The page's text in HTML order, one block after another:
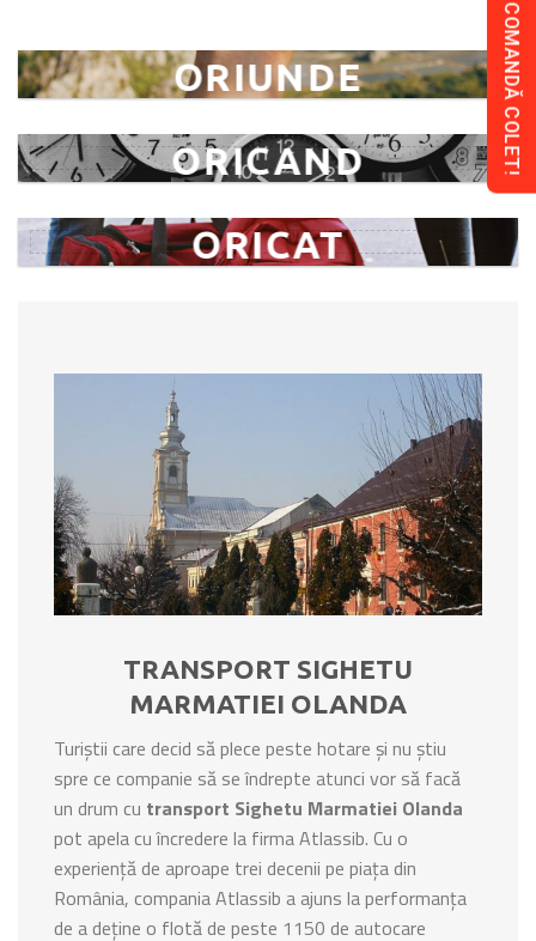
ORIUNDE
ORICAND
ORICAT
TRANSPORT SIGHETU
MARMATIEI OLANDA
Turiștii care decid să plece peste hotare și nu știu
spre ce companie să se îndrepte atunci vor să facă
un drum cu transport Sighetu Marmatiei Olanda
pot apela cu încredere la firma Atlassib. Cu o
experiență de aproape trei decenii pe piața din
România, compania Atlassib a ajuns la performanța
de a deține o flotă de peste 1150 de autocare
COMANDĂ COLET!